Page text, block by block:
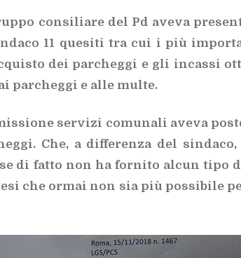
con­si­lia­re del Pd ave­va
11 que­si­ti tra cui i più
dei par­cheg­gi e gli in­cas­si
par­cheg­gi e alle mul­te.
ser­vi­zi co­mu­na­li ave­va
Che, a dif­fe­ren­za del
di fat­to non ha for­ni­to al­cun tipo
che or­mai non sia più pos­si­bi­le